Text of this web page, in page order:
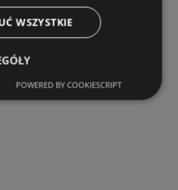
WSZYSTKIE
POWERED BY COOKIESCRIPT